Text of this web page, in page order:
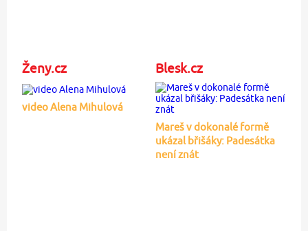
Ženy.cz
video Alena Mihulová
Blesk.cz
Mareš v dokonalé formě
ukázal břišáky: Padesátka
není znát